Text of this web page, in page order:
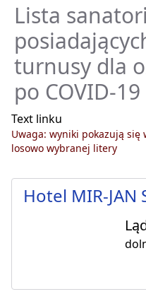
Lista
turnusy dla
po COVID-19
Text linku
Uwaga: wyniki pokazują
losowo wybranej litery
Hotel MIR-JAN